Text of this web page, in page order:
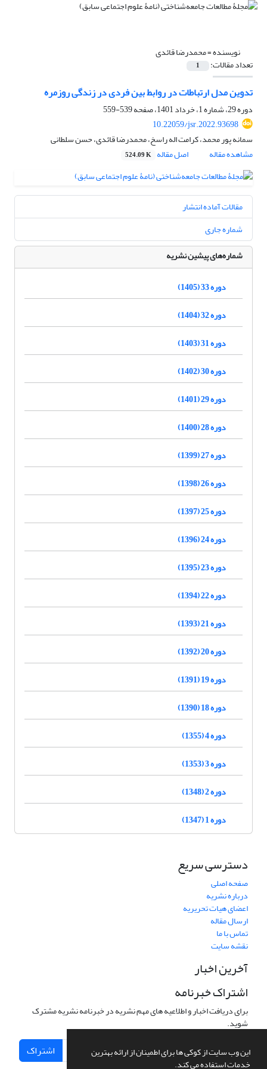
این وب سایت از کوکی ها برای اطمینان از ارائه بهترین
خدمات استفاده می کند.
نویسنده =محمدرضا قائدی
تعداد مقالات: 1
تدوین مدل ارتباطات در روابط بین فردی در زندگی روزمره
دوره 29، شماره 1، خرداد 1401، صفحه
539-559
10.22059/jsr.2022.93698
سمانه پور محمد، کرامت اله راسخ، محمدرضا قائدی، حسن سلطانی
مشاهده مقاله
اصل مقاله 524.09 K
مقالات آماده انتشار
شماره جاری
شماره‌های پیشین نشریه
دوره 33 (1405)
دوره 32 (1404)
دوره 31 (1403)
دوره 30 (1402)
دوره 29 (1401)
دوره 28 (1400)
دوره 27 (1399)
دوره 26 (1398)
دوره 25 (1397)
دوره 24 (1396)
دوره 23 (1395)
دوره 22 (1394)
دوره 21 (1393)
دوره 20 (1392)
دوره 19 (1391)
دوره 18 (1390)
دوره 4 (1355)
دوره 3 (1353)
دوره 2 (1348)
دوره 1 (1347)
دسترسی سریع
صفحه اصلی
درباره نشریه
اعضای هیات تحریریه
ارسال مقاله
تماس با ما
نقشه سایت
آخرین اخبار
اشتراک خبرنامه
برای دریافت اخبار و اطلاعیه های مهم نشریه در خبرنامه نشریه مشترک
شوید.
اشتراک